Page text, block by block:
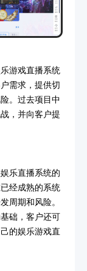
游戏直播系统
需求，提供切
。过去项目中
，并向客户提
乐直播系统的
经成熟的系统
周期和风险。
础，客户还可
的娱乐游戏直